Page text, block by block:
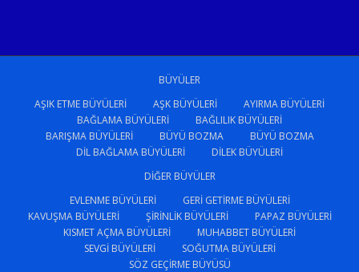
BÜYÜLER
AŞIK ETME BÜYÜLERI
AŞK BÜYÜLERI
AYIRMA BÜYÜLERI
BAĞLAMA BÜYÜLERI
BAĞLILIK BÜYÜLERI
BARIŞMA BÜYÜLERI
BÜYÜ BOZMA
BÜYÜ BOZMA
DIL BAĞLAMA BÜYÜLERI
DILEK BÜYÜLERI
DIĞER BÜYÜLER
EVLENME BÜYÜLERI
GERI GETIRME BÜYÜLERI
KAVUŞMA BÜYÜLERI
ŞIRINLIK BÜYÜLERI
PAPAZ BÜYÜLERI
KISMET AÇMA BÜYÜLERI
MUHABBET BÜYÜLERI
SEVGI BÜYÜLERI
SOĞUTMA BÜYÜLERI
SÖZ GEÇIRME BÜYÜSÜ